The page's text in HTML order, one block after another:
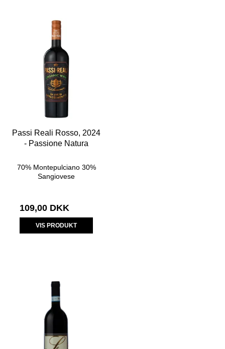
Passi Reali Rosso, 2024
- Passione Natura
70% Montepulciano 30%
Sangiovese
109,00 DKK
VIS PRODUKT